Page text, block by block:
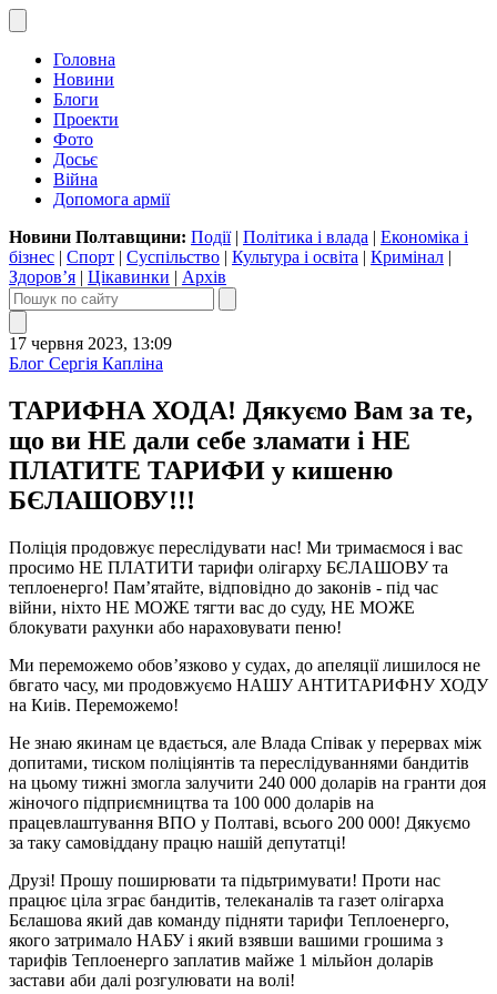
Головна
Новини
Блоги
Проекти
Фото
Досьє
Війна
Допомога армії
Новини Полтавщини: Події| Політика і влада | Економіка і
бізнес | Спорт | Суспільство | Культура і освіта | Кримінал |
Здоров’я | Цікавинки | Архів
17 червня 2023, 13:09
Блог Сергія Капліна
ТАРИФНА ХОДА! Дякуємо Вам за те,
що ви НЕ дали себе зламати і НЕ
ПЛАТИТЕ ТАРИФИ у кишеню
БЄЛАШОВУ!!!
Поліція продовжує переслідувати нас! Ми тримаємося і вас
просимо НЕ ПЛАТИТИ тарифи олігарху БЄЛАШОВУ та
теплоенерго! Пам’ятайте, відповідно до законів - під час
війни, ніхто НЕ МОЖЕ тягти вас до суду, НЕ МОЖЕ
блокувати рахунки або нараховувати пеню!
Ми переможемо обов’язково у судах, до апеляції лишилося не
бвгато часу, ми продовжуємо НАШУ АНТИТАРИФНУ ХОДУ
на Киів. Переможемо!
Не знаю якинам це вдається, але Влада Співак у перервах між
допитами, тиском поліціянтів та переслідуваннями бандитів
на цьому тижні змогла залучити 240 000 доларів на гранти доя
жіночого підприємництва та 100 000 доларів на
працевлаштування ВПО у Полтаві, всього 200 000! Дякуємо
за таку самовіддану працю нашій депутатці!
Друзі! Прошу поширювати та підьтримувати! Проти нас
працює ціла зграє бандитів, телеканалів та газет олігарха
Бєлашова який дав команду підняти тарифи Теплоенерго,
якого затримало НАБУ і який взявши вашими грошима з
тарифів Теплоенерго заплатив майже 1 мільйон доларів
застави аби далі розгулювати на волі!